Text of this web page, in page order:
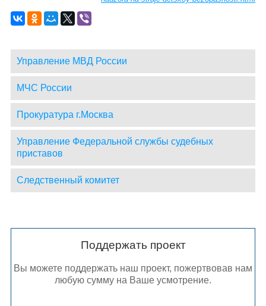
Управление МВД России
МЧС России
Прокуратура г.Москва
Управление Федеральной службы судебных
приставов
Следственный комитет
Поддержать проект
Вы можете поддержать наш проект, пожертвовав нам
любую сумму на Ваше усмотрение.